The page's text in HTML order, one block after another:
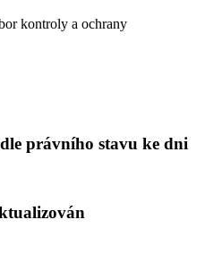
kontroly a ochrany
právního stavu ke dni